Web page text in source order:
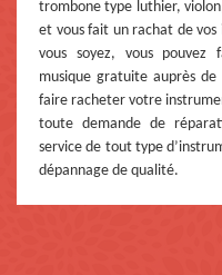
trombone type luthier,
et vous fait un rachat de vos
vous soyez, vous
musique gratuite auprès de
faire racheter votre
toute demande de
service de tout type
dépannage de qualité.